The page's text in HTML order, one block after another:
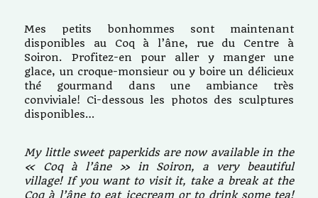
Mes petits bonhommes sont maintenant
disponibles au Coq à l’âne, rue du Centre à
Soiron. Profitez-en pour aller y manger une
glace, un croque-monsieur ou y boire un délicieux
thé gourmand dans une ambiance très
conviviale! Ci-dessous les photos des sculptures
disponibles…
My little sweet paperkids are now available in the
« Coq à l’âne » in Soiron, a very beautiful
village! If you want to visit it, take a break at the
Coq à l’âne to eat icecream or to drink some tea!